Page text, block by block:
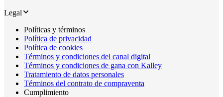
Legal
Políticas y términos
Política de privacidad
Política de cookies
Términos y condiciones del canal digital
Términos y condiciones de gana con Kalley
Tratamiento de datos personales
Términos del contrato de compraventa
Cumplimiento